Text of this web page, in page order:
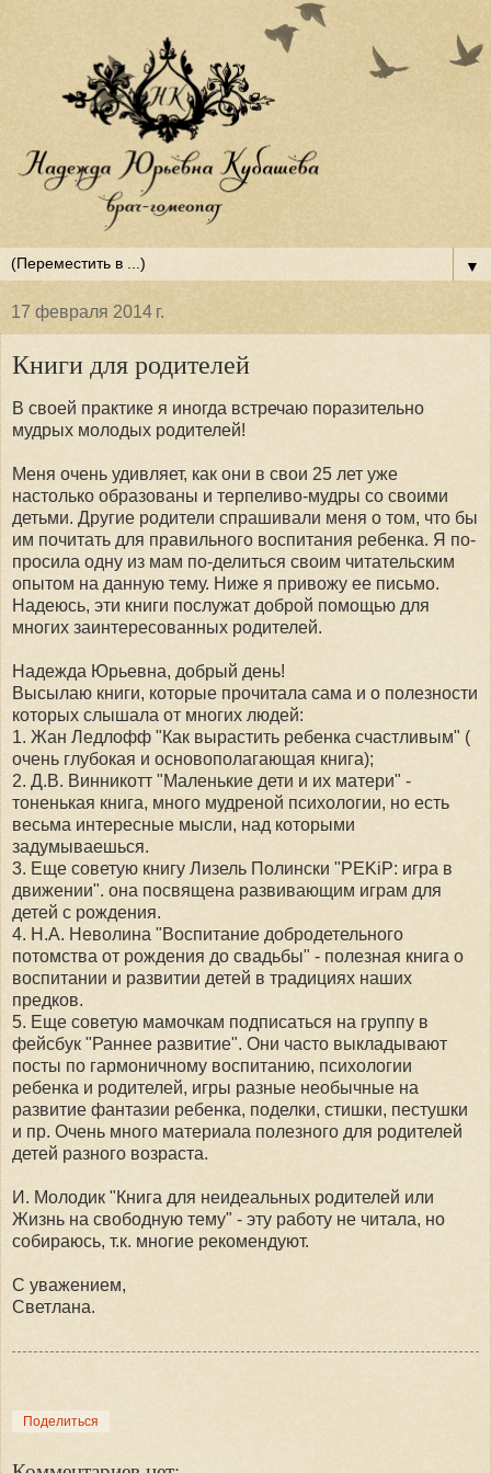
▼
17 февраля 2014 г.
Книги для родителей
В своей практике я иногда встречаю поразительно
мудрых молодых родителей!
Меня очень удивляет, как они в свои 25 лет уже
настолько образованы и терпеливо-мудры со своими
детьми. Другие родители спрашивали меня о том, что бы
им почитать для правильного воспитания ребенка. Я по-
просила одну из мам по-делиться своим читательским
опытом на данную тему. Ниже я привожу ее письмо.
Надеюсь, эти книги послужат доброй помощью для
многих заинтересованных родителей.
Надежда Юрьевна, добрый день!
Высылаю книги, которые прочитала сама и о полезности
которых слышала от многих людей:
1. Жан Ледлофф "Как вырастить ребенка счастливым" (
очень глубокая и основополагающая книга);
2. Д.В. Винникотт "Маленькие дети и их матери" -
тоненькая книга, много мудреной психологии, но есть
весьма интересные мысли, над которыми
задумываешься.
3. Еще советую книгу Лизель Полински "PEKiP: игра в
движении". она посвящена развивающим играм для
детей с рождения.
4. Н.А. Неволина "Воспитание добродетельного
потомства от рождения до свадьбы" - полезная книга о
воспитании и развитии детей в традициях наших
предков.
5. Еще советую мамочкам подписаться на группу в
фейсбук "Раннее развитие". Они часто выкладывают
посты по гармоничному воспитанию, психологии
ребенка и родителей, игры разные необычные на
развитие фантазии ребенка, поделки, стишки, пестушки
и пр. Очень много материала полезного для родителей
детей разного возраста.
И. Молодик "Книга для неидеальных родителей или
Жизнь на свободную тему" - эту работу не читала, но
собираюсь, т.к. многие рекомендуют.
С уважением,
Светлана.
Поделиться